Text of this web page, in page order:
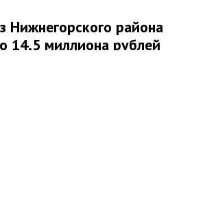
Нижнегорского района
14,5 миллиона рублей